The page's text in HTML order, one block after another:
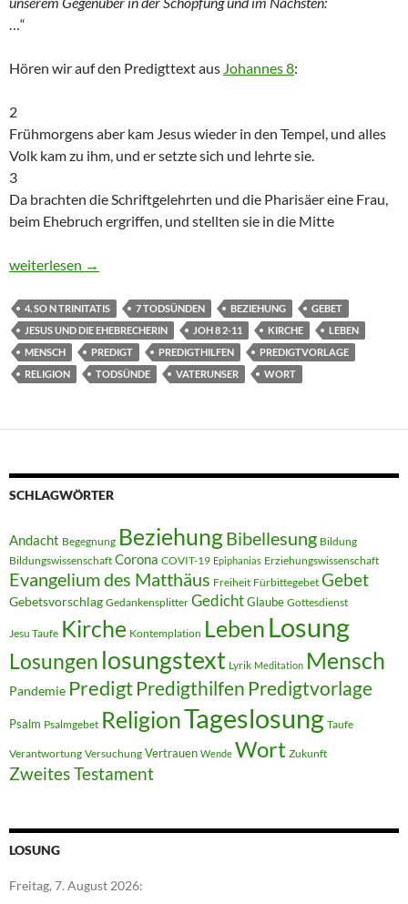
…“
Hören wir auf den Predigttext aus Johannes 8:
2
Frühmorgens aber kam Jesus wieder in den Tempel, und alles
Volk kam zu ihm, und er setzte sich und lehrte sie.
3
Da brachten die Schriftgelehrten und die Pharisäer eine Frau,
beim Ehebruch ergriffen, und stellten sie in die Mitte
4. So. n. Trinitatis: Predigt zu Joh 8, 2-11 – Jesus und die
weiterlesen →
4. SO N TRINITATIS 7 TODSÜNDEN BEZIEHUNG
GEBET
JESUS UND DIE EHEBRECHERIN
JOH 8 2-11 KIRCHE
LEBEN
MENSCH
PREDIGT PREDIGTHILFEN
PREDIGTVORLAGE
RELIGION
TODSÜNDE VATERUNSER WORT
SCHLAGWÖRTER
Andacht Begegnung BeziehungBibellesung Bildung
Bildungswissenschaft Corona COVIT-19 Epiphanias Erziehungswissenschaft
Evangelium des Matthäus Freiheit Fürbittegebet Gebet
Gebetsvorschlag Gedankensplitter GedichtGlaube Gottesdienst
Jesu Taufe Kirche Kontemplation Leben Losung
Losungen losungstext Lyrik Meditation Mensch
Pandemie Predigt Predigthilfen Predigtvorlage
Psalm Psalmgebet ReligionTageslosung Taufe
Verantwortung Versuchung Vertrauen Wende Wort Zukunft
Zweites Testament
LOSUNG
Freitag, 7. August 2026: